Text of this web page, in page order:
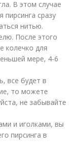
В этом случае
пирсинга сразу
нитью.
После этого
колечко для
мере, 4-6
все будет в
то можете
не забывайте
и иголками, вы
пирсинга в